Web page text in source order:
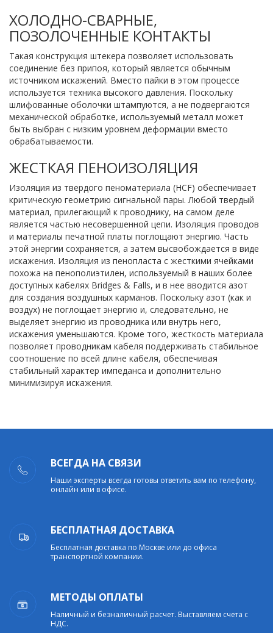
ХОЛОДНО-СВАРНЫЕ,
ПОЗОЛОЧЕННЫЕ КОНТАКТЫ
Такая конструкция штекера позволяет использовать
соединение без припоя, который является обычным
источником искажений. Вместо пайки в этом процессе
используется техника высокого давления. Поскольку
шлифованные оболочки штампуются, а не подвергаются
механической обработке, используемый металл может
быть выбран с низким уровнем деформации вместо
обрабатываемости.
ЖЕСТКАЯ ПЕНОИЗОЛЯЦИЯ
Изоляция из твердого пеноматериала (HCF) обеспечивает
критическую геометрию сигнальной пары. Любой твердый
материал, прилегающий к проводнику, на самом деле
является частью несовершенной цепи. Изоляция проводов
и материалы печатной платы поглощают энергию. Часть
этой энергии сохраняется, а затем высвобождается в виде
искажения. Изоляция из пенопласта с жесткими ячейками
похожа на пенополиэтилен, используемый в наших более
доступных кабелях Bridges & Falls, и в нее вводится азот
для создания воздушных карманов. Поскольку азот (как и
воздух) не поглощает энергию и, следовательно, не
выделяет энергию из проводника или внутрь него,
искажения уменьшаются. Кроме того, жесткость материала
позволяет проводникам кабеля поддерживать стабильное
соотношение по всей длине кабеля, обеспечивая
стабильный характер импеданса и дополнительно
минимизируя искажения.
ВСЕГДА НА СВЯЗИ
Наши эксперты всегда готовы ответить вам по телефону,
онлайн или в офисе.
БЕСПЛАТНАЯ ДОСТАВКА
Бесплатная доставка по Москве или до офиса
транспортной компании.
МЕТОДЫ ОПЛАТЫ
Наличный и безналичный расчет. Выставляем счета с
НДС.